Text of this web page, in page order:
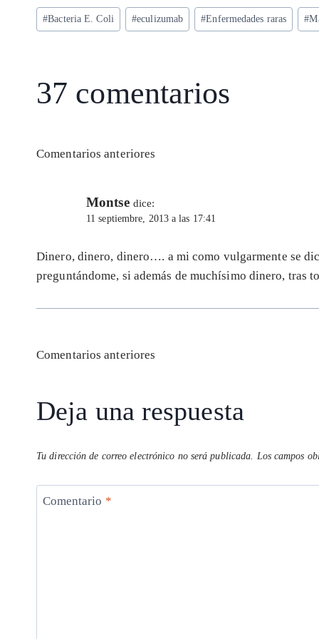
ts
A
eg
ra
eb
o
ke
dI
ai
l
re
Etiquetas
de
#Bacteria E. Coli #eculizumab #Enfermedades raras #
37 comentarios
Navegación
Comentarios anteriores
Montse dice:
11 septiembre, 2013 a las 17:41
Dinero, dinero, dinero…. a mi como vulgarmente se
preguntándome, si además de muchísimo dinero, tras
Navegación
de
Comentarios anteriores
Deja una respuesta
Tu dirección de correo electrónico no será publicada. Los campos
Comentario *